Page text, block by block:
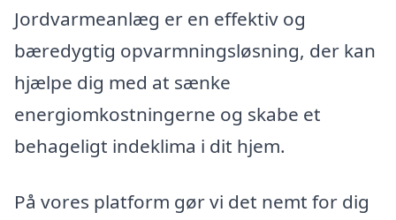
Jordvarmeanlæg er en effektiv og
bæredygtig opvarmningsløsning, der kan
hjælpe dig med at sænke
energiomkostningerne og skabe et
behageligt indeklima i dit hjem.
På vores platform gør vi det nemt for dig